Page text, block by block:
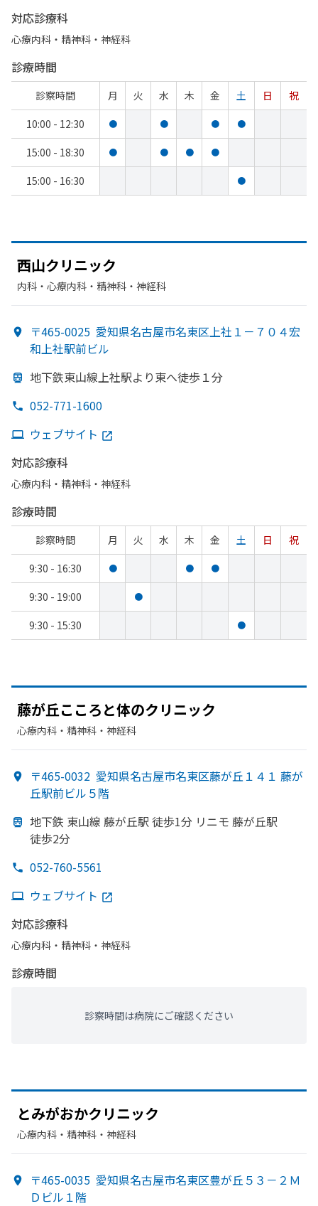
対応診療科
心療内科・​精神科・神経科
診療時間
診察時間 月 火 水 木 金 土 日
祝
10:00 - 12:30
● ● ● ●
15:00 - 18:30 ● ● ● ●
15:00 - 16:30 ●
西山クリニック
内科・​心療内科・​精神科・神経科
〒465-0025 愛知県名古屋市名東区上社１－７０４宏
和上社駅前ビル
地下鉄東山線上社駅より東へ徒歩１分
052-771-1600
ウェブサイト
対応診療科
心療内科・​精神科・神経科
診療時間
診察時間 月 火 水 木 金 土 日
祝
9:30 - 16:30
● ● ●
9:30 - 19:00 ●
9:30 - 15:30 ●
藤が丘こころと体のクリニック
心療内科・​精神科・神経科
〒465-0032 愛知県名古屋市名東区藤が丘１４１ 藤が
丘駅前ビル５階
地下鉄 東山線 藤が丘駅 徒歩1分 リニモ 藤が丘駅
徒歩2分
052-760-5561
ウェブサイト
対応診療科
心療内科・​精神科・神経科
診療時間
診察時間は病院にご確認ください
とみがおかクリニック
心療内科・​精神科・神経科
〒465-0035 愛知県名古屋市名東区豊が丘５３－２Ｍ
Ｄビル１階